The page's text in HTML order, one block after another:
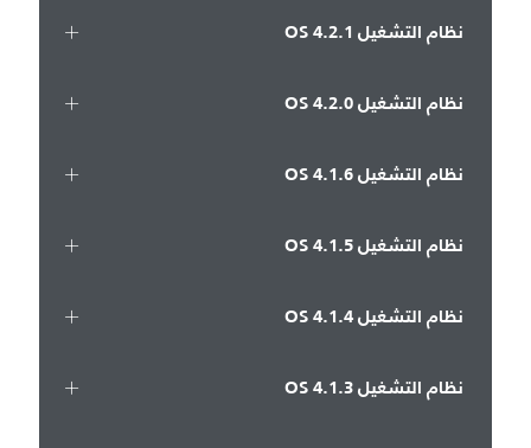
نظام التشغيل OS 4.2.1
نظام التشغيل OS 4.2.0
نظام التشغيل OS 4.1.6
نظام التشغيل OS 4.1.5
نظام التشغيل OS 4.1.4
نظام التشغيل OS 4.1.3